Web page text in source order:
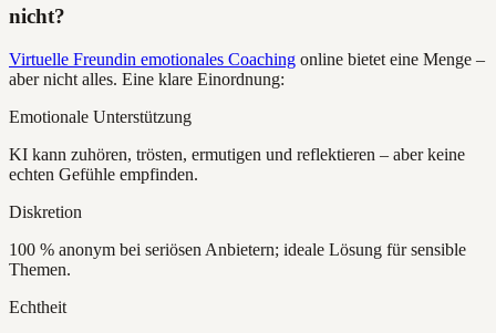
nicht?
Virtuelle Freundin emotionales Coaching online bietet eine Menge –
aber nicht alles. Eine klare Einordnung:
Emotionale Unterstützung
KI kann zuhören, trösten, ermutigen und reflektieren – aber keine
echten Gefühle empfinden.
Diskretion
100 % anonym bei seriösen Anbietern; ideale Lösung für sensible
Themen.
Echtheit